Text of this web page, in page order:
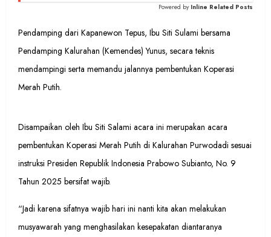
Powered by Inline Related Posts
Pendamping dari Kapanewon Tepus, Ibu Siti Sulami bersama
Pendamping Kalurahan (Kemendes) Yunus, secara teknis
mendampingi serta memandu jalannya pembentukan Koperasi
Merah Putih.
Disampaikan oleh Ibu Siti Salami acara ini merupakan acara
pembentukan Koperasi Merah Putih di Kalurahan Purwodadi sesuai
instruksi Presiden Republik Indonesia Prabowo Subianto, No. 9
Tahun 2025 bersifat wajib.
“Jadi karena sifatnya wajib hari ini nanti kita akan melakukan
musyawarah yang menghasilakan kesepakatan diantaranya